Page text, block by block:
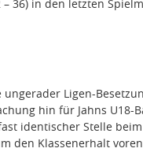
36) in den letzten
Ligen-
hin für Jahns U18-
identischer Stelle
den Klassenerhalt